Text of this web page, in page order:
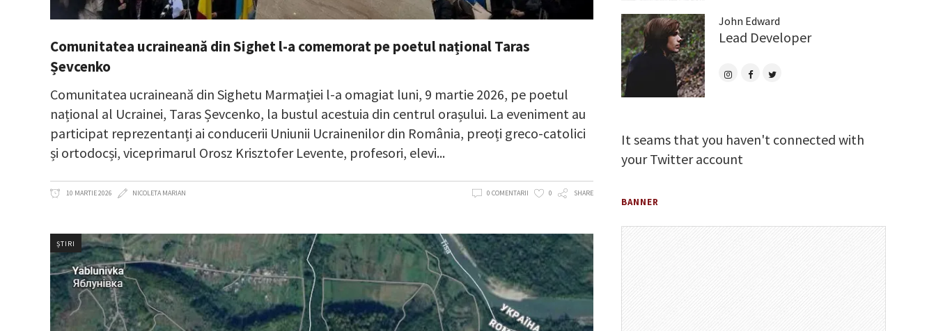
Comunitatea ucraineană din Sighet l-a comemorat pe poetul național Taras
Șevcenko
Comunitatea ucraineană din Sighetu Marmației l-a omagiat luni, 9 martie 2026, pe poetul
național al Ucrainei, Taras Șevcenko, la bustul acestuia din centrul orașului. La eveniment au
participat reprezentanți ai conducerii Uniunii Ucrainenilor din România, preoți greco-catolici
și ortodocși, viceprimarul Orosz Krisztofer Levente, profesori, elevi
10 MARTIE 2026 NICOLETA MARIAN 0 COMENTARII 0 SHARE
ȘTIRI
John Edward
Lead Developer
It seams that you haven't connected with
your Twitter account
BANNER